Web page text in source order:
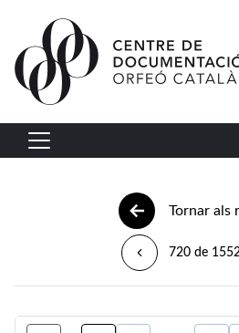
Vés al contingut
Navegació principal
Tornar als
720 de